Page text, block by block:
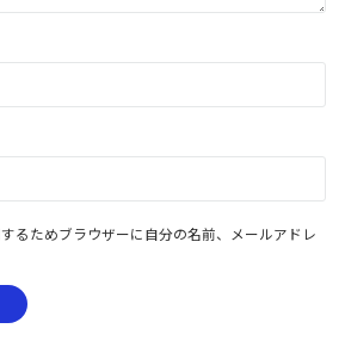
るためブラウザーに自分の名前、メールアドレ